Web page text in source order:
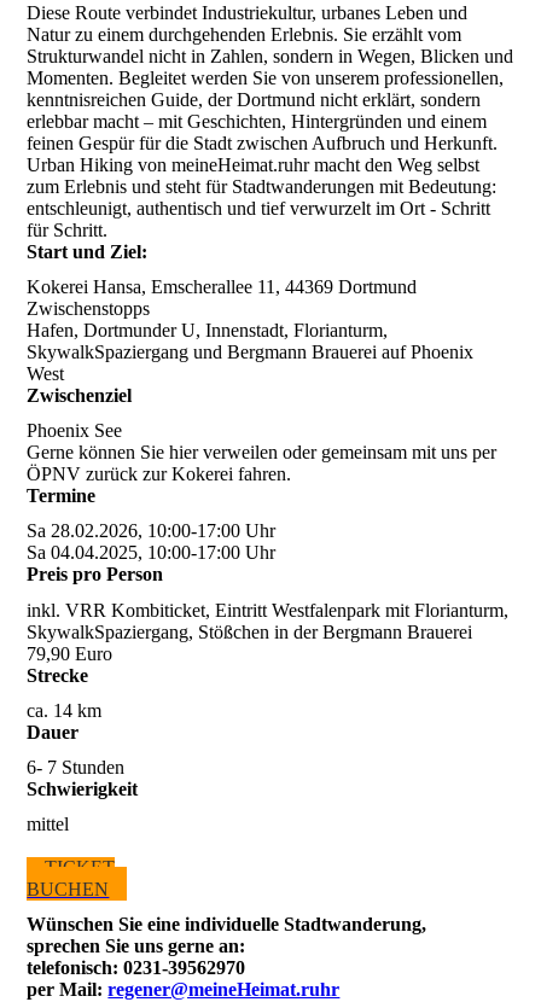
Diese Route verbindet Industriekultur, urbanes Leben und
Natur zu einem durchgehenden Erlebnis. Sie erzählt vom
Strukturwandel nicht in Zahlen, sondern in Wegen, Blicken und
Momenten. Begleitet werden Sie von unserem professionellen,
kenntnisreichen Guide, der Dortmund nicht erklärt, sondern
erlebbar macht – mit Geschichten, Hintergründen und einem
feinen Gespür für die Stadt zwischen Aufbruch und Herkunft.
Urban Hiking von meineHeimat.ruhr macht den Weg selbst
zum Erlebnis und steht für Stadtwanderungen mit Bedeutung:
entschleunigt, authentisch und tief verwurzelt im Ort - Schritt
für Schritt.
Start und Ziel:
Kokerei Hansa, Emscherallee 11, 44369 Dortmund
Zwischenstopps
Hafen, Dortmunder U, Innenstadt, Florianturm,
SkywalkSpaziergang und Bergmann Brauerei auf Phoenix
West
Zwischenziel
Phoenix See
Gerne können Sie hier verweilen oder gemeinsam mit uns per
ÖPNV zurück zur Kokerei fahren.
Termine
Sa 28.02.2026, 10:00-17:00 Uhr
Sa 04.04.2025, 10:00-17:00 Uhr
Preis pro Person
inkl. VRR Kombiticket, Eintritt Westfalenpark mit Florianturm,
SkywalkSpaziergang, Stößchen in der Bergmann Brauerei
79,90 Euro
Strecke
ca. 14 km
Dauer
6- 7 Stunden
Schwierigkeit
mittel
TICKET
BUCHEN
Wünschen Sie eine individuelle Stadtwanderung,
sprechen Sie uns gerne an:
telefonisch: 0231-39562970
per Mail:regener@meineHeimat.ruhr